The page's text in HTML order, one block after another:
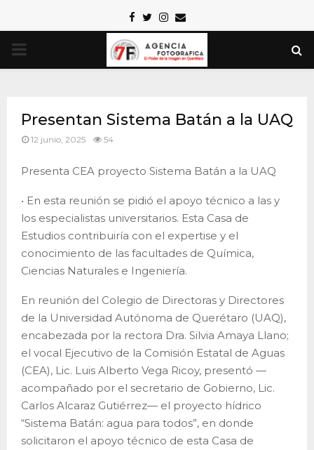
Facebook
TwitterInstagram
Email
PRIMARY
Presentan Sistema Batán a la UAQ
12 junio, 2025 54
Presenta CEA proyecto Sistema Batán a la UAQ
• En esta reunión se pidió el apoyo técnico a las y
los especialistas universitarios. Esta Casa de
Estudios contribuiría con el expertise y el
conocimiento de las facultades de Química,
Ciencias Naturales e Ingeniería.
En reunión del Colegio de Directoras y Directores
de la Universidad Autónoma de Querétaro (UAQ),
encabezada por la rectora Dra. Silvia Amaya Llano;
el vocal Ejecutivo de la Comisión Estatal de Aguas
(CEA), Lic. Luis Alberto Vega Ricoy, presentó —
acompañado por el secretario de Gobierno, Lic.
Carlos Alcaraz Gutiérrez— el proyecto hídrico
“Sistema Batán: agua para todos”, en donde
solicitaron el apoyo técnico de esta Casa de